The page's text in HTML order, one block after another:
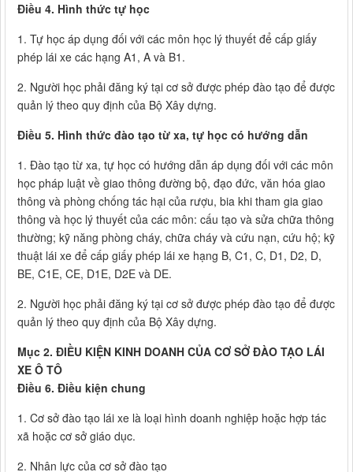
Điều 4. Hình thức tự học
1. Tự học áp dụng đối với các môn học lý thuyết để cấp giấy
phép lái xe các hạng A1, A và B1.
2. Người học phải đăng ký tại cơ sở được phép đào tạo để được
quản lý theo quy định của Bộ Xây dựng.
Điều 5. Hình thức đào tạo từ xa, tự học có hướng dẫn
1. Đào tạo từ xa, tự học có hướng dẫn áp dụng đối với các môn
học pháp luật về giao thông đường bộ, đạo đức, văn hóa giao
thông và phòng chống tác hại của rượu, bia khi tham gia giao
thông và học lý thuyết của các môn: cấu tạo và sửa chữa thông
thường; kỹ năng phòng cháy, chữa cháy và cứu nạn, cứu hộ; kỹ
thuật lái xe để cấp giấy phép lái xe hạng B, C1, C, D1, D2, D,
BE, C1E, CE, D1E, D2E và DE.
2. Người học phải đăng ký tại cơ sở được phép đào tạo để được
quản lý theo quy định của Bộ Xây dựng.
Mục 2. ĐIỀU KIỆN KINH DOANH CỦA CƠ SỞ ĐÀO TẠO LÁI
XE Ô TÔ
Điều 6. Điều kiện chung
1. Cơ sở đào tạo lái xe là loại hình doanh nghiệp hoặc hợp tác
xã hoặc cơ sở giáo dục.
2. Nhân lực của cơ sở đào tạo